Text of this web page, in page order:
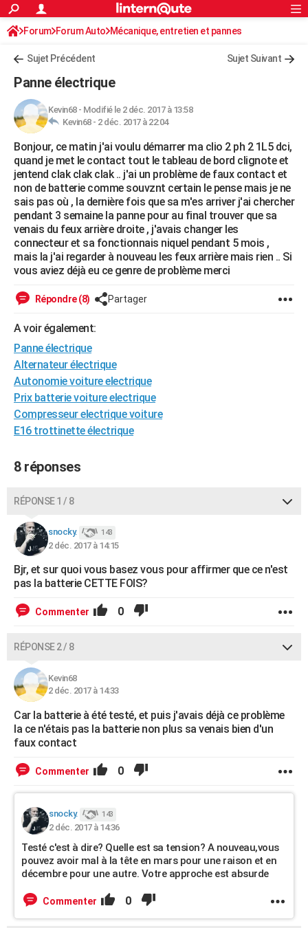
ACTUALITÉS
Politique
Société
Faits Divers
Education
Monde
Villes
+
FINANCE
Retraite
Impôts
Epargne
Immobilier
Risques naturels par ville
Banque
Assurance
Crédit
AUTO
Essais
Réserver un essai
Citadines
Berlines
SUV
Forum auto
+HIGH-TECH
Mobiles
Meilleur smartphone
Internet
Ordinateurs
Jeux vidéo
Guide high-tech
+BRICOLAGE
Forum
Aménagement intérieur
Extérieur
Cuisine
Salle de bains
Jardinage
Rangement
WEEK-END
Guides de France
Patrimoine
Expositions
Week-end nature
LIFESTYLE
Art de vivre
Modes de vie
SANTE
Alimentation
Guide de la santé
Maladies
Médicaments
Sommeil
VOYAGE
Destinations
City break
Voyage nature
Voyage de noces
Forum
Climat
PHOTO
GUIDES D'ACHAT
BONS PLANS
CARTE DE VOEUX
Carte de Noël
Carte Bonne année
Carte Saint-Valentin
Carte Pâques
Carte d'anniversaire
DICTIONNAIRE
Dictionnaire
Biographies
Citations
Expressions
Proverbes
PROGRAMME TV
AVIS DE DÉCÈS
FORUM
Bricolage
Lifestyle
Culture
Sport
Auto
Television
Voyage
Cinema
Rechercher
S'inscrire
Connexion
Forum Forum Auto Mécanique, entretien et pannes
Sujet Précédent Sujet Suivant
Panne électrique
Kevin68- Modifié le 2 déc. 2017 à 13:58
Kevin68 - 2 déc. 2017 à 22:04
Bonjour, ce matin j'ai voulu démarrer ma clio 2 ph 2 1L5 dci,
quand je met le contact tout le tableau de bord clignote et
jentend clak clak clak .. j'ai un problème de faux contact et
non de batterie comme souvznt certain le pense mais je ne
sais pas où , la dernière fois que sa m'es arriver j'ai chercher
pendant 3 semaine la panne pour au final trouver que sa
venais du feux arrière droite , j'avais changer les
connecteur et sa fonctionnais niquel pendant 5 mois ,
mais la j'ai regarder à nouveau les feux arrière mais rien .. Si
vous aviez déjà eu ce genre de problème merci
Répondre (8) Partager
A voir également:
Panne électrique
Alternateur électrique
Autonomie voiture electrique
Prix batterie voiture electrique
Compresseur electrique voiture
E16 trottinette électrique
8 réponses
RÉPONSE 1 / 8
snocky. 143
2 déc. 2017 à 14:15
Bjr, et sur quoi vous basez vous pour affirmer que ce n'est
pas la batterie CETTE FOIS?
Commenter 0
RÉPONSE 2 / 8
Kevin68
2 déc. 2017 à 14:33
Car la batterie à été testé, et puis j'avais déjà ce problème
la ce n'étais pas la batterie non plus sa venais bien d'un
faux contact
Commenter 0
snocky. 143
2 déc. 2017 à 14:36
Testé c'est à dire? Quelle est sa tension? A nouveau,vous
pouvez avoir mal à la tête en mars pour une raison et en
décembre pour une autre. Votre approche est absurde
Commenter 0